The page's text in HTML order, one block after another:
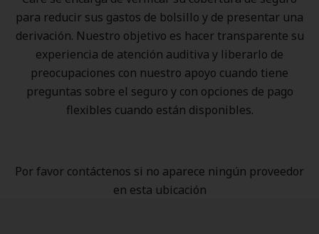
para reducir sus gastos de bolsillo y de presentar una
derivación. Nuestro objetivo es hacer transparente su
experiencia de atención auditiva y liberarlo de
preocupaciones con nuestro apoyo cuando tiene
preguntas sobre el seguro y con opciones de pago
flexibles cuando están disponibles.
Por favor contáctenos si no aparece ningún proveedor
en esta ubicación